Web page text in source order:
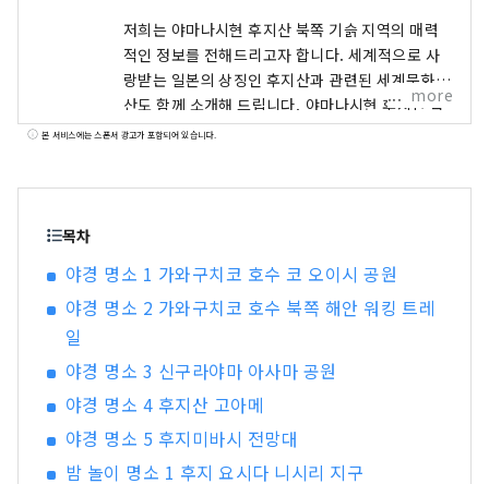
저희는 야마나시현 후지산 북쪽 기슭 지역의 매력
적인 정보를 전해드리고자 합니다. 세계적으로 사
랑받는 일본의 상징인 후지산과 관련된 세계문화유
산도 함께 소개해 드립니다. 야마나시현 후지산 북
쪽에 위치한 후지 5호 지역은 풍부한 자연환경을 자
센겐 신사와 같은 역사적인 신사들과 천연기념물인
오시노 핫카이 등 다양한 구성 자산으로 이루어져
내 다양한 볼거리가 있습니다. 봄에는 아라쿠라야
마 센겐공원에서 후지산, 벚꽃, 그리고 5층 탑인 주
레이토가 어우러진 아름다운 풍경을 감상할 수 있
more
본 서비스에는 스폰서 광고가 포함되어 있습니다.
목차
야경 명소 1 가와구치코 호수 코 오이시 공원
야경 명소 2 가와구치코 호수 북쪽 해안 워킹 트레
일
야경 명소 3 신구라야마 아사마 공원
야경 명소 4 후지산 고아메
야경 명소 5 후지미바시 전망대
밤 놀이 명소 1 후지 요시다 니시리 지구